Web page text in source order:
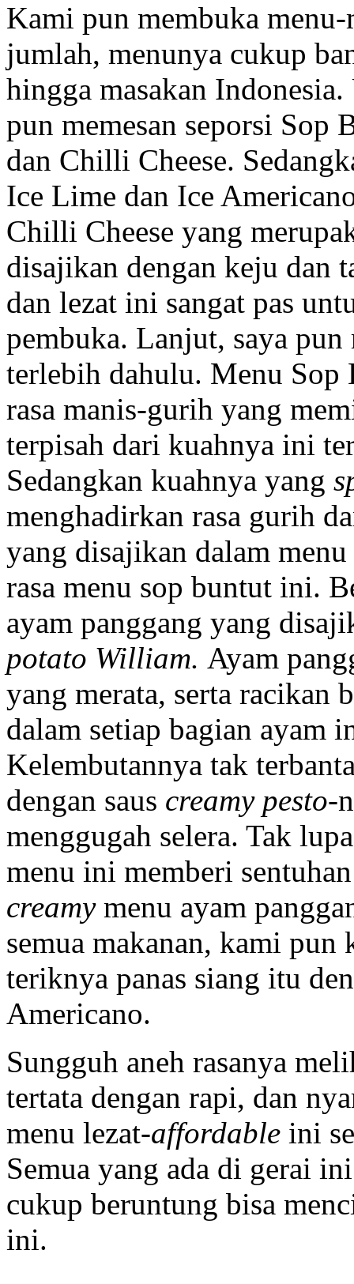
Kami pun membuka
jumlah, menunya cukup
hingga masakan
pun memesan seporsi Sop
dan Chilli Cheese.
Ice Lime dan Ice
Chilli Cheese yang
disajikan dengan keju dan
dan lezat ini sangat pas
pembuka. Lanjut, saya
terlebih dahulu. Menu
rasa manis-gurih yang
terpisah dari kuahnya ini
Sedangkan kuahnya yang
menghadirkan rasa gurih
yang disajikan dalam
rasa menu sop buntut ini.
ayam panggang yang
potato William. Ayam
yang merata, serta racikan
dalam setiap bagian ayam
Kelembutannya tak
dengan saus creamy pesto-
menggugah selera. Tak
menu ini memberi
creamymenu ayam
semua makanan, kami
teriknya panas siang itu
Americano.
Sungguh aneh rasanya
tertata dengan rapi, dan
menu lezat-affordable ini
Semua yang ada di gerai
cukup beruntung bisa
ini.